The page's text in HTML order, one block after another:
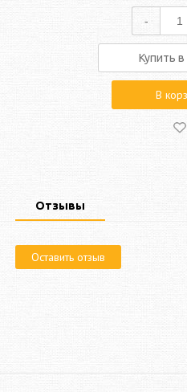
-
Купить в
В
Отзывы
Оставить отзыв